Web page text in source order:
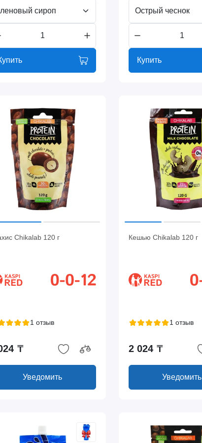
сироп Острый чеснок
Купить
Chikalab 120 г
1 отзыв
₸
Уведомить
Кешью Chikalab 120 г
1 отзыв
2 024 ₸
Уведомить